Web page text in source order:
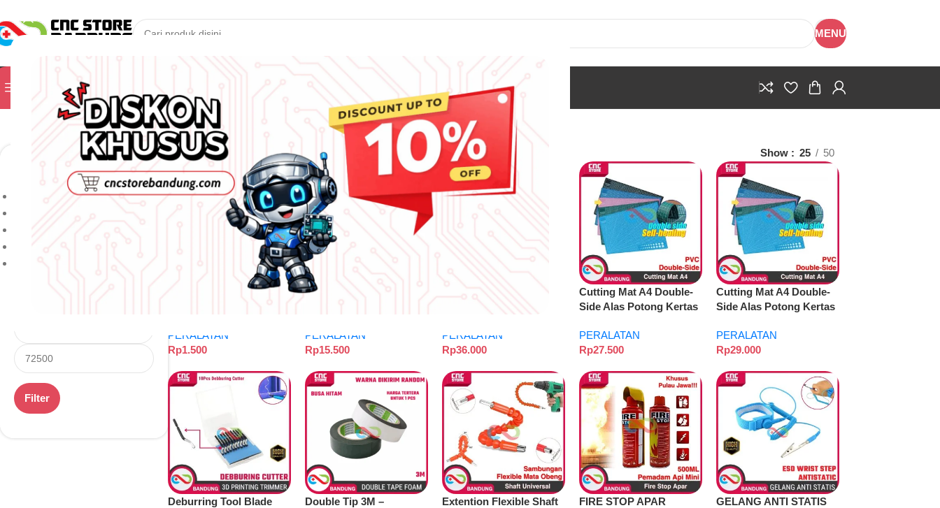
PILIH KATEGORI
MENU
Kategori
ALAT UKUR
ALAT UKUR
Kunjungi Toko Kami
Urutkan berdasarkan
Rating Rata-rata
Produk Terbaru
Harga: terendah ke tertinggi
Filter berdasarkan harga
Filter
Menampilkan 1–25 dari 41 hasil Show 25 50
10PCS Baut Sekrup
PERALATAN
Rp1.500
AKRILIK A5 LEMBARAN
CIPTA- 3MM
PERALATAN
Rp15.500
ALAS SOLDER
SILICONE ANTI PANAS
TATAKAN SOLDER
30X20CM
PERALATAN
Rp36.000
Cutting Mat A4 Double-
Side Alas Potong Kertas
PERALATAN
Rp27.500
Cutting Mat A4 Double-
Side Alas Potong Kertas
PERALATAN
Rp29.000
Deburring Tool Blade
Double Tip 3M –
Extention Flexible Shaft
FIRE STOP APAR
GELANG ANTI STATIS